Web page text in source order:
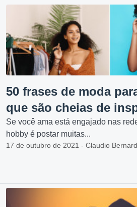
50 frases de moda
que são cheias de
Se você ama está engajado nas
hobby é postar muitas...
17 de outubro de 2021 - Claudio